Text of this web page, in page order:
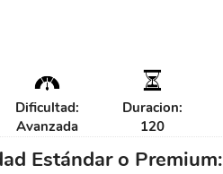
Dificultad:
Avanzada
Duracion:
120
Estándar o Premium: